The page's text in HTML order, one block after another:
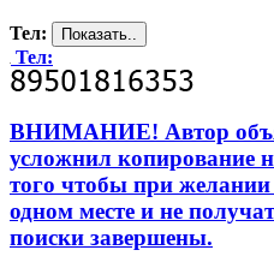
Тел:
Тел:
ВНИМАНИЕ! Автор
усложнил копирование
того чтобы при
одном месте и не
поиски завершены.